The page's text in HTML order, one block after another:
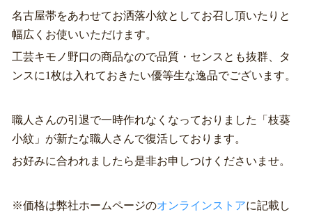
名古屋帯をあわせてお洒落小紋としてお召し頂いたりと
幅広くお使いいただけます。
工芸キモノ野口の商品なので品質・センスとも抜群、タ
ンスに1枚は入れておきたい優等生な逸品でございます。
職人さんの引退で一時作れなくなっておりました「枝葵
小紋」が新たな職人さんで復活しております。
お好みに合われましたら是非お申しつけくださいませ。
※価格は弊社ホームページのオンラインストアに記載し